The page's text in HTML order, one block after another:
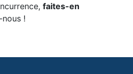
faites-en
!